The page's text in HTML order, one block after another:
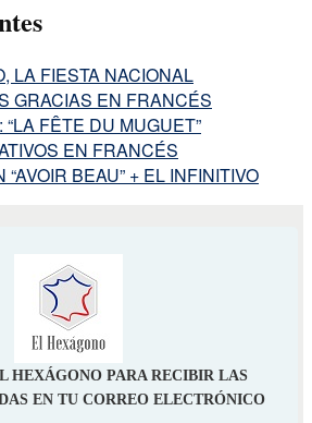
LA FIESTA NACIONAL
GRACIAS EN FRANCÉS
“LA FÊTE DU MUGUET”
EN FRANCÉS
BEAU” + EL INFINITIVO